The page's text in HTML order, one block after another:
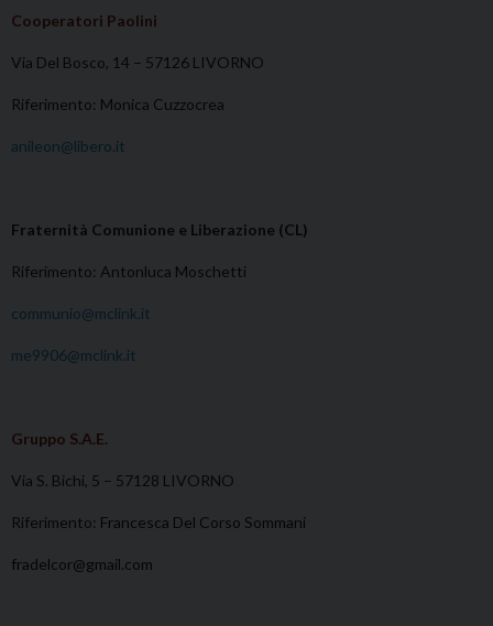
Cooperatori Paolini
Via Del Bosco, 14 – 57126 LIVORNO
Riferimento: Monica Cuzzocrea
anileon@libero.it
Fraternità Comunione e Liberazione (CL)
Riferimento: Antonluca Moschetti
communio@mclink.it
me9906@mclink.it
Gruppo S.A.E.
Via S. Bichi, 5 – 57128 LIVORNO
Riferimento: Francesca Del Corso Sommani
fradelcor@gmail.com